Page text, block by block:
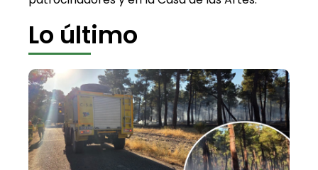
Lo último